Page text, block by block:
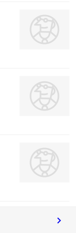
chevron_right